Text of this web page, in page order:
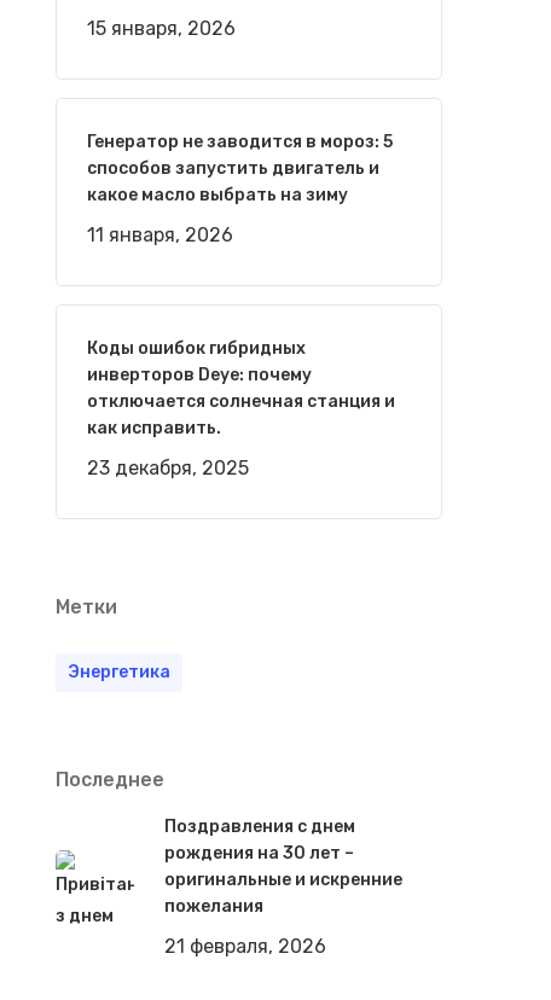
15 января, 2026
Генератор не заводится в мороз: 5
способов запустить двигатель и
какое масло выбрать на зиму
11 января, 2026
Коды ошибок гибридных
инверторов Deye: почему
отключается солнечная станция и
как исправить.
23 декабря, 2025
Метки
Энергетика
Последнее
Поздравления с днем
рождения на 30 лет –
оригинальные и искренние
пожелания
21 февраля, 2026